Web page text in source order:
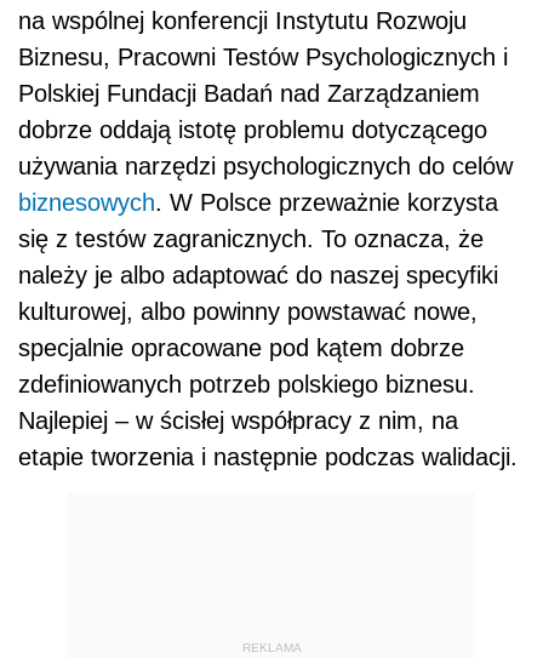
na wspólnej konferencji Instytutu Rozwoju
Biznesu, Pracowni Testów Psychologicznych i
Polskiej Fundacji Badań nad Zarządzaniem
dobrze oddają istotę problemu dotyczącego
używania narzędzi psychologicznych do celów
biznesowych. W Polsce przeważnie korzysta
się z testów zagranicznych. To oznacza, że
należy je albo adaptować do naszej specyfiki
kulturowej, albo powinny powstawać nowe,
specjalnie opracowane pod kątem dobrze
zdefiniowanych potrzeb polskiego biznesu.
Najlepiej – w ścisłej współpracy z nim, na
etapie tworzenia i następnie podczas walidacji.
REKLAMA